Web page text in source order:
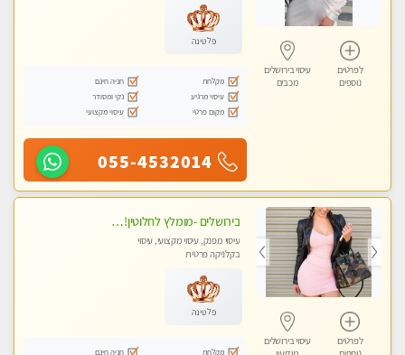
לפרטים
נוספים
עיסוי בירושלים
מכבים
פלטינה
מקלחת
חניה חינם
עיסוי מרגיע
נקי ומסודר
מקום פרטי
עיסוי מקצועי
055-4532014
לפרטים
עיסוי בירושלים
בירושלים -מומלץ לחלוטין!!כל סוגי העיסויים מעסה מקצועית ואיכותית פרטי!!!
עיסוי מפנק, עיסוי מקצועי, עיסוי
בקלניקה פרטית
פלטינה
מקלחת חניה חינם